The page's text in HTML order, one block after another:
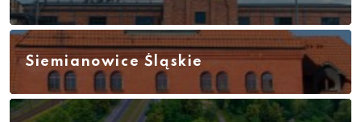
Siemianowice Śląskie